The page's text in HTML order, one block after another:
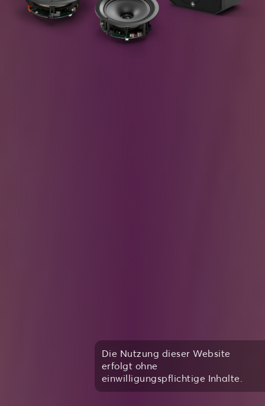
Die Nutzung dieser Website
erfolgt ohne
einwilligungspflichtige Inhalte.